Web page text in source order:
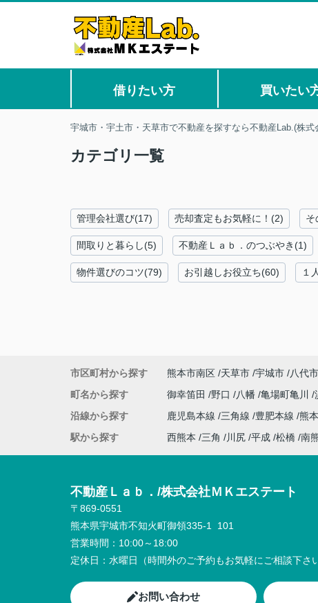
借りたい方 買いたい
宇城市・宇土市・天草市で不動産を探すなら不動産Lab.(株
カテゴリ一覧
管理会社選び(17) 売却査定もお気軽に！(2) そ
間取りと暮らし(5) 不動産Ｌａｂ．のつぶやき(1)
物件選びのコツ(79) お引越しお役立ち(60) １
市区町村から探す 熊本市南区 天草市 宇城市 八代市
町名から探す
御幸笛田 野口 八幡 亀場町亀川
沿線から探す
鹿児島本線 三角線 豊肥本線 熊
駅から探す
西熊本 三角 川尻 平成 松橋 南
不動産Ｌａｂ．/株式会社ＭＫエステート
〒869-0551
熊本県宇城市不知火町御領335-1 101
営業時間： 10:00～18:00
定休日： 水曜日（時間外のご予約もお気軽にご相談下さい
お問い合わせ